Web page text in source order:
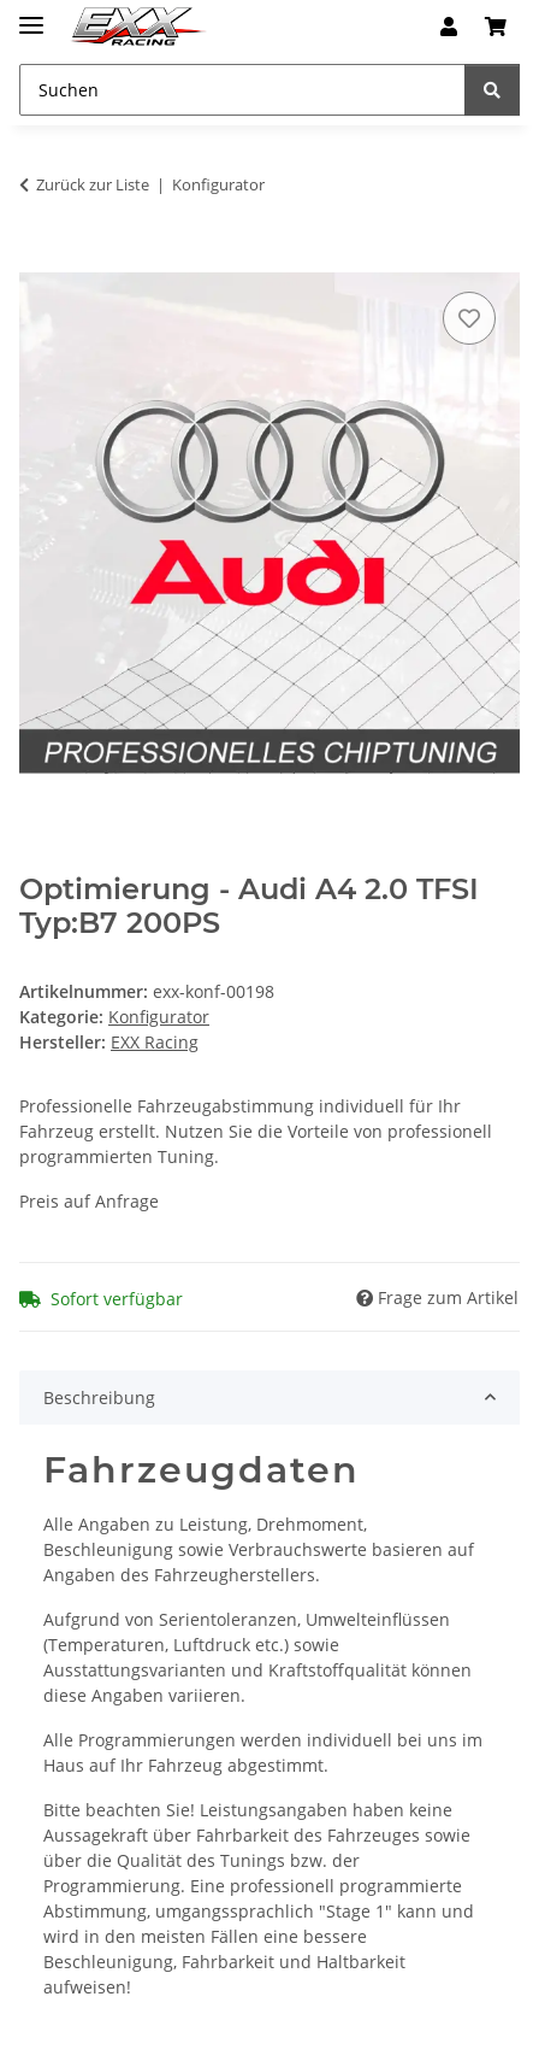
Zurück zur Liste Konfigurator
Optimierung - Audi A4 2.0 TFSI
Typ:B7 200PS
Artikelnummer: exx-konf-00198
Kategorie: Konfigurator
Hersteller: EXX Racing
Professionelle Fahrzeugabstimmung individuell für Ihr
Fahrzeug erstellt. Nutzen Sie die Vorteile von professionell
programmierten Tuning.
Preis auf Anfrage
Sofort verfügbar Frage zum Artikel
Beschreibung
Fahrzeugdaten
Alle Angaben zu Leistung, Drehmoment,
Beschleunigung sowie Verbrauchswerte basieren auf
Angaben des Fahrzeugherstellers.
Aufgrund von Serientoleranzen, Umwelteinflüssen
(Temperaturen, Luftdruck etc.) sowie
Ausstattungsvarianten und Kraftstoffqualität können
diese Angaben variieren.
Alle Programmierungen werden individuell bei uns im
Haus auf Ihr Fahrzeug abgestimmt.
Bitte beachten Sie! Leistungsangaben haben keine
Aussagekraft über Fahrbarkeit des Fahrzeuges sowie
über die Qualität des Tunings bzw. der
Programmierung. Eine professionell programmierte
Abstimmung, umgangssprachlich "Stage 1" kann und
wird in den meisten Fällen eine bessere
Beschleunigung, Fahrbarkeit und Haltbarkeit
aufweisen!